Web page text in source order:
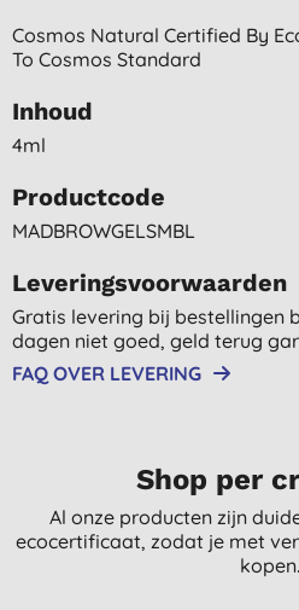
Cosmos Natural Certified By
To Cosmos Standard
Inhoud
4ml
Productcode
MADBROWGELSMBL
Leveringsvoorwaarden
Gratis levering bij bestellingen
dagen niet goed, geld terug
FAQ OVER LEVERING
Shop per
Al onze producten zijn
ecocertificaat, zodat je met
kopen.